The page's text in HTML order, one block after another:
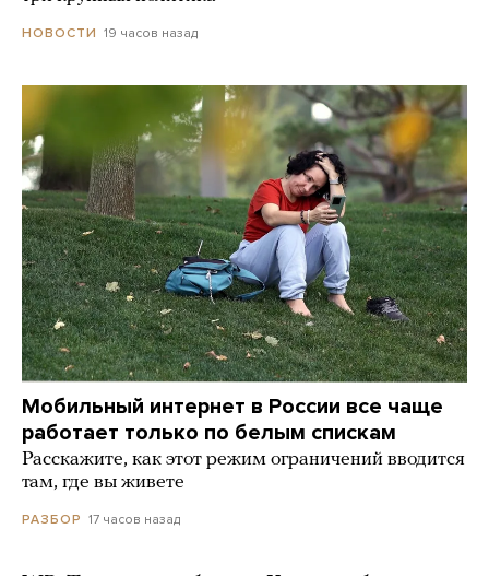
НОВОСТИ 19 часов назад
Мобильный интернет в России все чаще
работает только по белым спискам
Расскажите, как этот режим ограничений вводится
там, где вы живете
РАЗБОР 17 часов назад